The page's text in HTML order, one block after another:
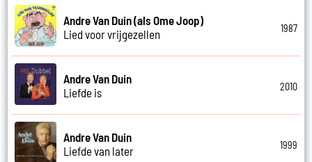
Andre Van Duin (als Ome Joop)
Lied voor vrijgezellen
1987
Andre Van Duin
Liefde is
2010
Andre Van Duin
Liefde van later
1999